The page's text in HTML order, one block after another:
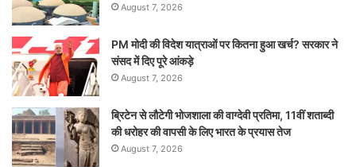
August 7, 2026
PM मोदी की विदेश यात्राओं पर कितना हुआ खर्च? सरकार ने
संसद में दिए पूरे आंकड़े
August 7, 2026
ब्रिटेन से लौटेगी भोजशाला की वाग्देवी प्रतिमा, 11वीं शताब्दी
की धरोहर की वापसी के लिए भारत के प्रयास तेज
August 7, 2026